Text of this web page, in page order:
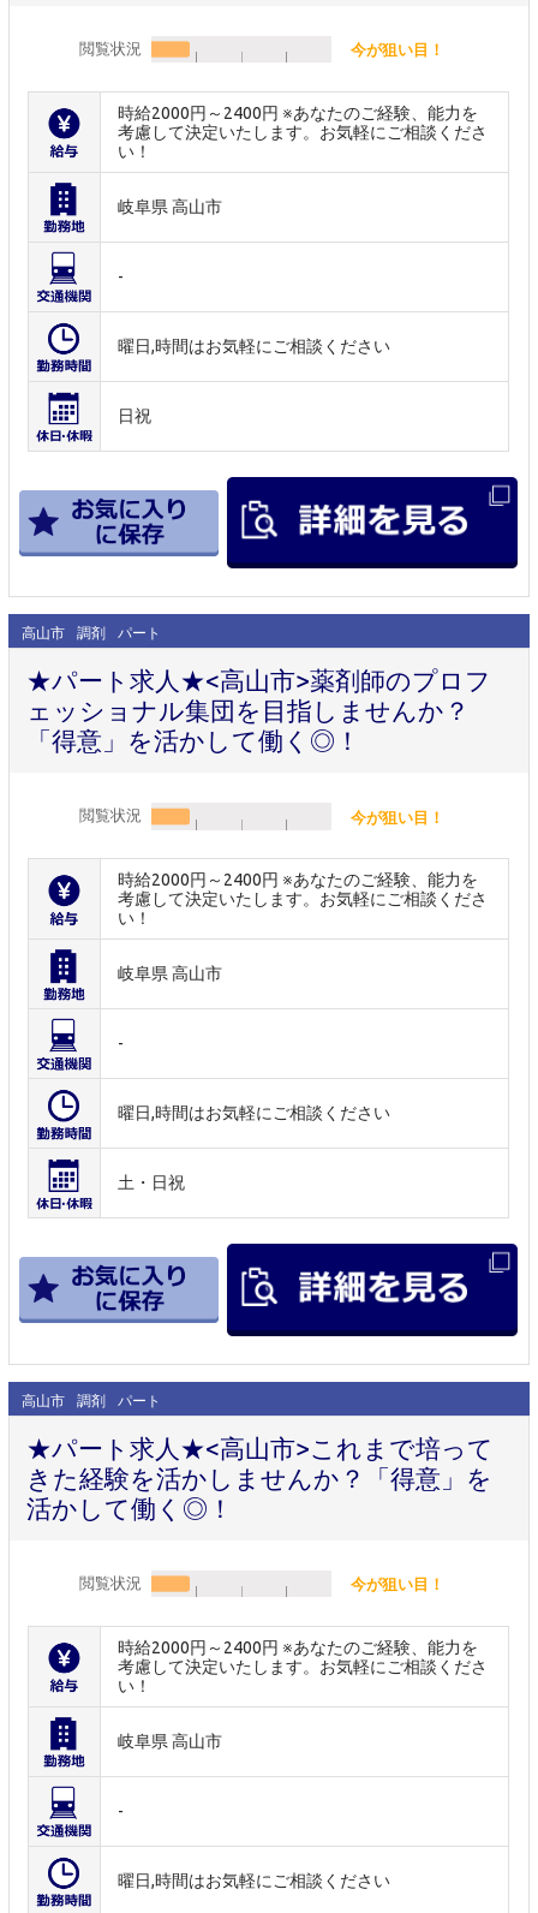
閲覧状況 今が狙い目！
時給2000円～2400円 ※あなたのご経験、能力を
考慮して決定いたします。お気軽にご相談くださ
い！
岐阜県 高山市
-
曜日,時間はお気軽にご相談ください
日祝
高山市 調剤 パート
★パート求人★<高山市>薬剤師のプロフ
ェッショナル集団を目指しませんか？
「得意」を活かして働く◎！
閲覧状況 今が狙い目！
時給2000円～2400円 ※あなたのご経験、能力を
考慮して決定いたします。お気軽にご相談くださ
い！
岐阜県 高山市
-
曜日,時間はお気軽にご相談ください
土・日祝
高山市 調剤 パート
★パート求人★<高山市>これまで培って
きた経験を活かしませんか？「得意」を
活かして働く◎！
閲覧状況 今が狙い目！
時給2000円～2400円 ※あなたのご経験、能力を
考慮して決定いたします。お気軽にご相談くださ
い！
岐阜県 高山市
-
曜日,時間はお気軽にご相談ください